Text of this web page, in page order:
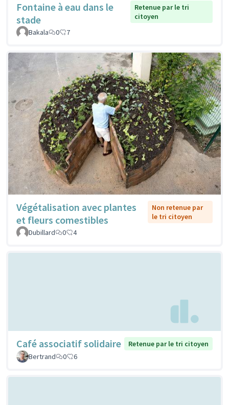
Fontaine à eau dans le
stade
Retenue par le tri
citoyen
Bakala
0 7
Végétalisation avec plantes
et fleurs comestibles
Non retenue par
le tri citoyen
Dubillard
0 4
Café associatif solidaire
Retenue par le tri citoyen
Bertrand
0 6